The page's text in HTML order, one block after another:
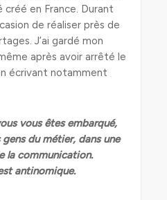
créé en France. Durant
de réaliser près de
J’ai gardé mon
après avoir arrêté le
écrivant notamment
vous êtes embarqué,
du métier, dans une
la communication.
antinomique.